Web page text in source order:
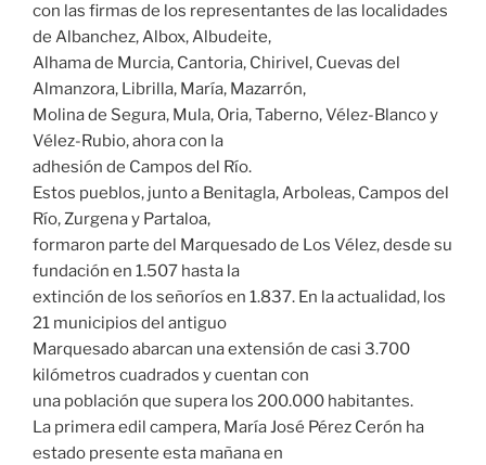
con las firmas de los representantes de las localidades
de Albanchez, Albox, Albudeite,
Alhama de Murcia, Cantoria, Chirivel, Cuevas del
Almanzora, Librilla, María, Mazarrón,
Molina de Segura, Mula, Oria, Taberno, Vélez-Blanco y
Vélez-Rubio, ahora con la
adhesión de Campos del Río.
Estos pueblos, junto a Benitagla, Arboleas, Campos del
Río, Zurgena y Partaloa,
formaron parte del Marquesado de Los Vélez, desde su
fundación en 1.507 hasta la
extinción de los señoríos en 1.837. En la actualidad, los
21 municipios del antiguo
Marquesado abarcan una extensión de casi 3.700
kilómetros cuadrados y cuentan con
una población que supera los 200.000 habitantes.
La primera edil campera, María José Pérez Cerón ha
estado presente esta mañana en